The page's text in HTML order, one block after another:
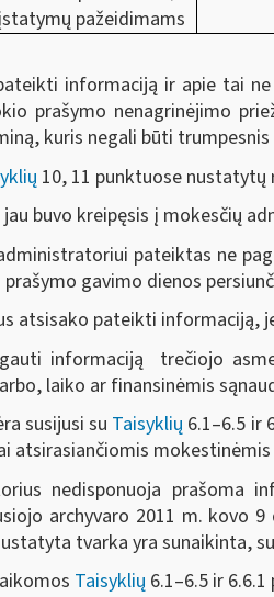
pažeidimams
informaciją ir apie tai
prašymo nenagrinėjimo
kuris negali būti
10, 11 punktuose nustatytų
buvo kreipęsis į mokesčių
pateiktas ne
prašymo gavimo dienos
atsisako pateikti informaciją,
informaciją trečiojo
laiko ar finansinėmis
susijusi su Taisyklių 6.1–6.5 ir
atsirasiančiomis
nedisponuoja prašoma
archyvaro 2011 m. kovo
tvarka yra sunaikinta,
Taisyklių 6.1–6.5 ir